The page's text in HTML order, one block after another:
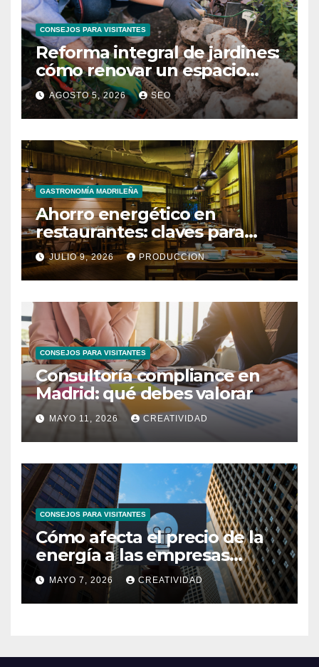
CONSEJOS PARA VISITANTES
Reforma integral de jardines:
cómo renovar un espacio
exterior
AGOSTO 5, 2026 SEO
GASTRONOMÍA MADRILEÑA
Ahorro energético en
restaurantes: claves para
reducir costes mensuales
JULIO 9, 2026 PRODUCCION
CONSEJOS PARA VISITANTES
Consultoría compliance en
Madrid: qué debes valorar
MAYO 11, 2026 CREATIVIDAD
CONSEJOS PARA VISITANTES
Cómo afecta el precio de la
energía a las empresas
españolas
MAYO 7, 2026 CREATIVIDAD